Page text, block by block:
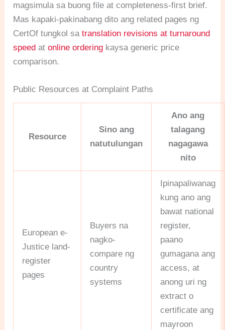
magsimula sa buong file at completeness-first brief.
Mas kapaki-pakinabang dito ang related pages ng
CertOf tungkol satranslation revisions at turnaround
speed atonline ordering kaysa generic price
comparison.
Public Resources at Complaint Paths
Resource
Sino ang
natutulungan
Ano ang
talagang
nagagawa
nito
European e-
Justice land-
register
pages
Buyers na
nagko-
compare ng
country
systems
Ipinapaliwanag
kung ano ang
bawat national
register,
paano
gumagana ang
access, at
anong uri ng
extract o
certificate ang
mayroon